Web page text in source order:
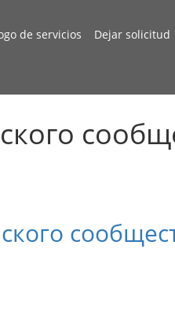
de servicios Dejar solicitud